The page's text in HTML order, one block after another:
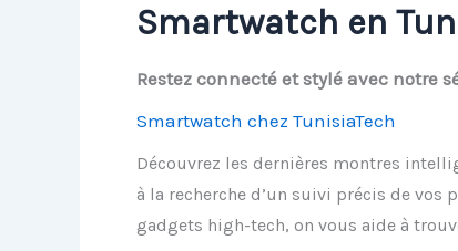
Smartwatch en
Restez connecté et stylé avec notre
Smartwatch chez TunisiaTech
Découvrez les dernières montres
à la recherche d’un suivi précis de vos
gadgets high-tech, on vous aide à